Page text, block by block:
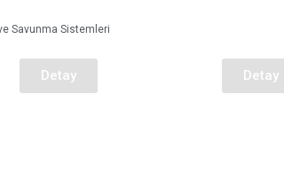
Savunma Sistemleri
Detay Detay